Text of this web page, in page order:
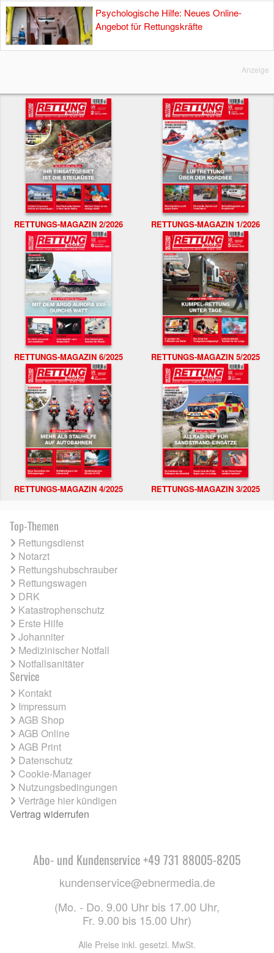
Psychologische Hilfe: Neues Online-
Angebot für Rettungskräfte
Anzeige
RETTUNGS-MAGAZIN 2/2026 RETTUNGS-MAGAZIN 1/2026
RETTUNGS-MAGAZIN 6/2025 RETTUNGS-MAGAZIN 5/2025
RETTUNGS-MAGAZIN 4/2025 RETTUNGS-MAGAZIN 3/2025
Top-Themen
Rettungsdienst
Notarzt
Rettungshubschrauber
Rettungswagen
DRK
Katastrophenschutz
Erste Hilfe
Johanniter
Medizinischer Notfall
Notfallsanitäter
Service
Kontakt
Impressum
AGB Shop
AGB Online
AGB Print
Datenschutz
Cookie-Manager
Nutzungsbedingungen
Verträge hier kündigen
Vertrag widerrufen
Abo- und Kundenservice +49 731 88005-8205
kundenservice@ebnermedia.de
(Mo. - Do. 9.00 Uhr bis 17.00 Uhr,
Fr. 9.00 bis 15.00 Uhr)
Alle Preise inkl. gesetzl. MwSt.